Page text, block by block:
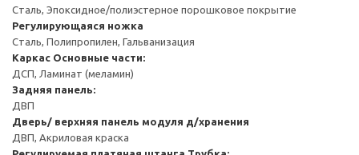
Сталь, Эпоксидное/полиэстерное порошковое покрытие
Регулирующаяся ножка
Сталь, Полипропилен, Гальванизация
Каркас Основные части:
ДСП, Ламинат (меламин)
Задняя панель:
ДВП
Дверь/ верхняя панель модуля д/хранения
ДВП, Акриловая краска